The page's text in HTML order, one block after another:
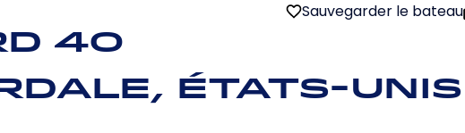
Sauvegarder le bateau
40
États-Unis